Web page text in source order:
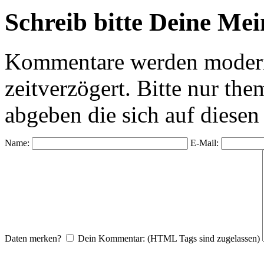
Schreib bitte Deine
Kommentare werden
zeitverzögert. Bitte nur
abgeben die sich auf
Name: E-Mail:
Daten merken? Dein Kommentar: (HTML Tags sind zugelassen)